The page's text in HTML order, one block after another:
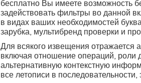
бесплатно Вы имеете возможность
задействовать фильтры во данной
в видах ваших необходимостей
зарубка, мультибренд проверки и
Для всякого извещения отражается
включая отношение операций, роли
альтернативную контекстную
все летописи в